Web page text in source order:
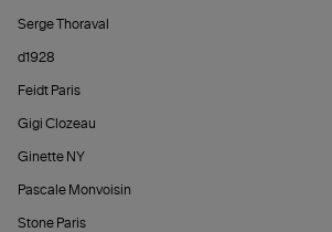
Serge Thoraval
d1928
Feidt Paris
Gigi Clozeau
Ginette NY
Pascale Monvoisin
Stone Paris